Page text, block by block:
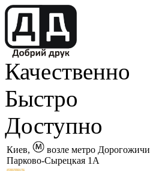
Качественно
Быстро
Доступно
Киев,
возле метро Дорогожичи
Парково-Сырецкая 1А